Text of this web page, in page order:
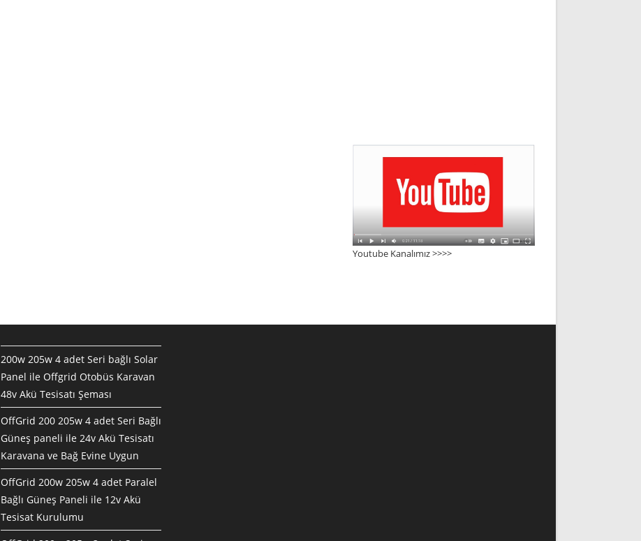
Youtube Kanalımız >>>>
200w 205w 4 adet Seri bağlı Solar
Panel ile Offgrid Otobüs Karavan
48v Akü Tesisatı Şeması
OffGrid 200 205w 4 adet Seri Bağlı
Güneş paneli ile 24v Akü Tesisatı
Karavana ve Bağ Evine Uygun
OffGrid 200w 205w 4 adet Paralel
Bağlı Güneş Paneli ile 12v Akü
Tesisat Kurulumu